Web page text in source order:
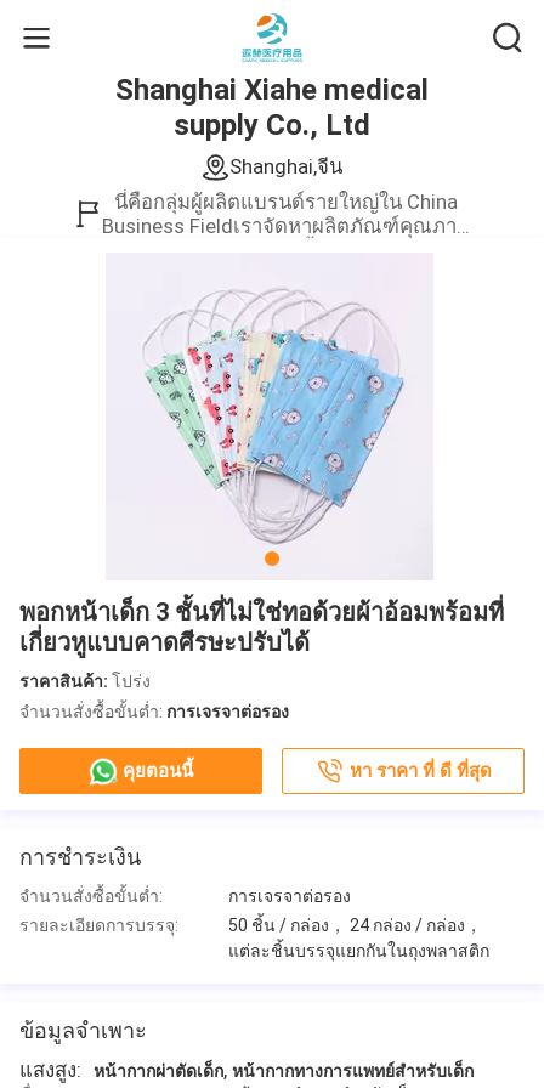
Shanghai Xiahe medical
supply Co., Ltd
Shanghai,จีน
นี่คือกลุ่มผู้ผลิตแบรนด์รายใหญ่ใน China
Business Fieldเราจัดหาผลิตภัณฑ์คุณภาพ
พอกหน้าเด็ก 3 ชั้นที่ไม่ใช่ทอด้วยผ้าอ้อมพร้อมที่
เกี่ยวหูแบบคาดศีรษะปรับได้
ราคาสินค้า: โปร่ง
จำนวนสั่งซื้อขั้นต่ำ: การเจรจาต่อรอง
คุยตอนนี้ หา ราคา ที่ ดี ที่สุด
การชำระเงิน
จำนวนสั่งซื้อขั้นต่ำ:
การเจรจาต่อรอง
รายละเอียดการบรรจุ:
50 ชิ้น / กล่อง， 24 กล่อง / กล่อง，
แต่ละชิ้นบรรจุแยกกันในถุงพลาสติก
ข้อมูลจำเพาะ
แสงสูง: หน้ากากผ่าตัดเด็ก, หน้ากากทางการแพทย์สำหรับเด็ก